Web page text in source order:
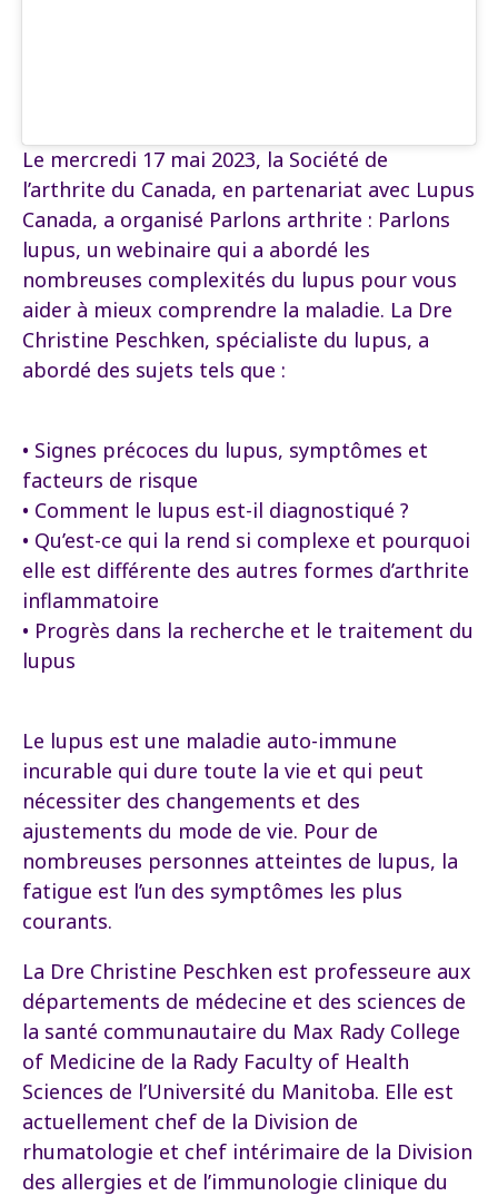
Le mercredi 17 mai 2023, la Société de
l’arthrite du Canada, en partenariat avec Lupus
Canada, a organisé Parlons arthrite : Parlons
lupus, un webinaire qui a abordé les
nombreuses complexités du lupus pour vous
aider à mieux comprendre la maladie. La Dre
Christine Peschken, spécialiste du lupus, a
abordé des sujets tels que :
• Signes précoces du lupus, symptômes et
facteurs de risque
• Comment le lupus est-il diagnostiqué ?
• Qu’est-ce qui la rend si complexe et pourquoi
elle est différente des autres formes d’arthrite
inflammatoire
• Progrès dans la recherche et le traitement du
lupus
Le lupus est une maladie auto-immune
incurable qui dure toute la vie et qui peut
nécessiter des changements et des
ajustements du mode de vie. Pour de
nombreuses personnes atteintes de lupus, la
fatigue est l’un des symptômes les plus
courants.
La Dre Christine Peschken est professeure aux
départements de médecine et des sciences de
la santé communautaire du Max Rady College
of Medicine de la Rady Faculty of Health
Sciences de l’Université du Manitoba. Elle est
actuellement chef de la Division de
rhumatologie et chef intérimaire de la Division
des allergies et de l’immunologie clinique du